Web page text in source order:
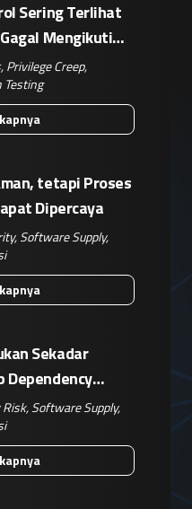
Sering Terlihat
Mengikuti
,Privilege Creep,
Testing
tetapi Proses
Dipercaya
,Software Supply,
Sekadar
Dependency
Bisnis
Risk,Software Supply,